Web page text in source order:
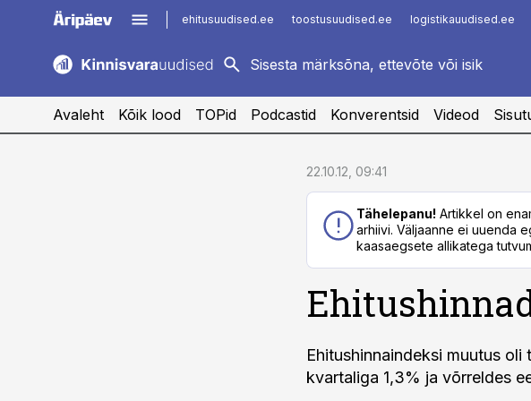
ehitusuudised.ee toostusuudised.ee logistikauudised.ee
kaubandus.ee
logistikauudised.ee
imelineajalugu.ee
Infopank
Avaleht Kõik lood TOPid Podcastid Konverentsid Videod
22.10.12, 09:41
Tähelepanu! Artikkel on
arhiivi. Väljaanne ei uuenda
kaasaegsete allikatega
Ehitushinnaindeksi muutus
kvartaliga 1,3% ja võrreldes